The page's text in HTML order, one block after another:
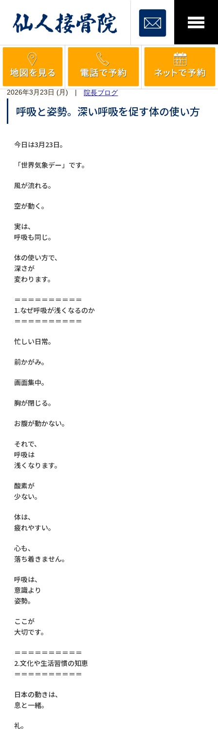
2026年3月23日 (月) 院長ブログ
呼吸と姿勢。深い呼吸を促す体の使い方
今日は3月23日。
「世界気象デー」です。
風が流れる。
空が動く。
実は、
呼吸も同じ。
体の使い方で、
深さが
変わります。
＝＝＝＝＝＝＝＝＝＝
1.なぜ呼吸が浅くなるのか
＝＝＝＝＝＝＝＝＝＝
忙しい日常。
前かがみ。
画面集中。
胸が閉じる。
お腹が動かない。
それで、
呼吸は
浅くなります。
酸素が
少ない。
体は、
疲れやすい。
心も、
落ち着きません。
呼吸は、
意識より
姿勢。
ここが
大切です。
＝＝＝＝＝＝＝＝＝＝
2.文化や生活習慣の知恵
＝＝＝＝＝＝＝＝＝＝
日本の動きは、
息と一緒。
礼。